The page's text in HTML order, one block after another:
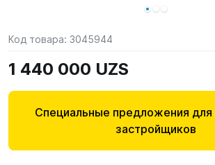
Код товара: 3045944
1 440 000 UZS
Специальные предложения для
застройщиков